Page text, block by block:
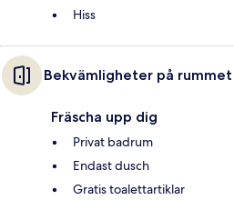
Hiss
Bekvämligheter på rummet
Fräscha upp dig
Privat badrum
Endast dusch
Gratis toalettartiklar